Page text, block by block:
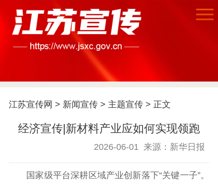
首页
江苏要闻
公示公告
江苏宣传网 > 新闻宣传> 主题宣传> 正文
经济宣传|新材料产业应如何实现领跑
2026-06-01 来源：新华日报
国家级平台深耕区域产业创新落下“关键一子”。